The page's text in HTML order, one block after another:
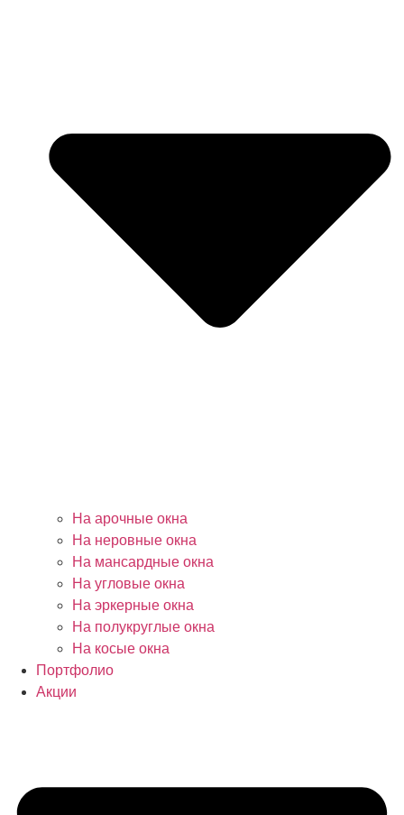
На арочные окна
На неровные окна
На мансардные окна
На угловые окна
На эркерные окна
На полукруглые окна
На косые окна
Портфолио
Акции